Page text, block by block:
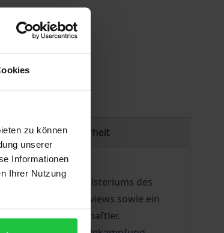
zu können
unserer
Informationen
Ihrer Nutzung
Produktsicherheit
des Bundesministeriums des
Experteninterviews sowie ein
und Wissenschaftler.